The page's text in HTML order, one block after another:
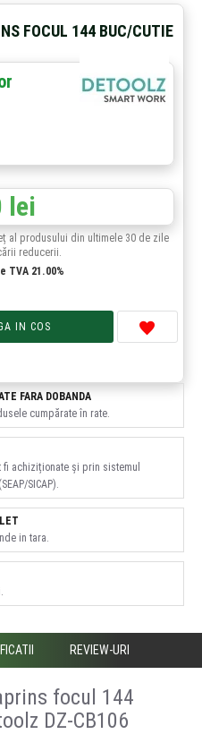
FOCUL 144 BUC/CUTIE
lei
al produsului din ultimele 30 de zile
reducerii.
TVA 21.00%
IN COS
in tara.
FARA DOBANDA
cumpărate în rate.
achiziționate și prin sistemul
SICAP).
REVIEW-URI
focul 144
DZ-CB106